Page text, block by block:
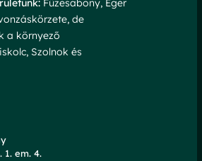
Füzesabony, Eger
de
a környező
Szolnok és
1. em. 4.